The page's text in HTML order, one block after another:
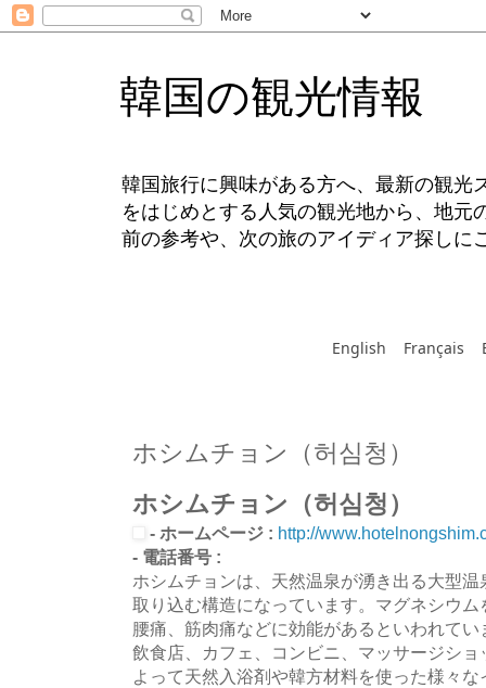
韓国の観光情報
韓国旅行に興味がある方へ、最新の観光
をはじめとする人気の観光地から、地
前の参考や、次の旅のアイディア探しに
English Français
ホシムチョン（허심청）
ホシムチョン（허심청）
- ホームページ : http://
- 電話番号 :
ホシムチョンは、天然温泉が湧き出る大型
取り込む構造になっています。マグネシウ
腰痛、筋肉痛などに効能があるといわれて
飲食店、カフェ、コンビニ、マッサージシ
よって天然入浴剤や韓方材料を使った様々